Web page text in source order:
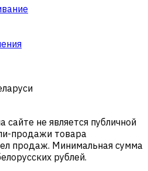
не является публичной
продажи товара
продаж. Минимальная сумма
рублей.